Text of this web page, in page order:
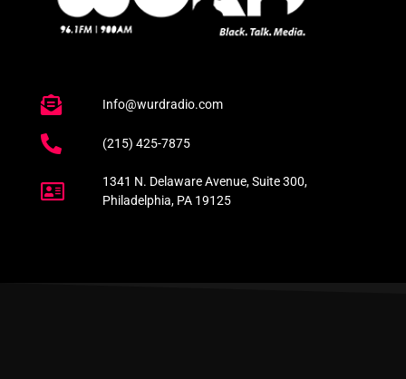
Info@wurdradio.com
(215) 425-7875
1341 N. Delaware Avenue, Suite 300,
Philadelphia, PA 19125